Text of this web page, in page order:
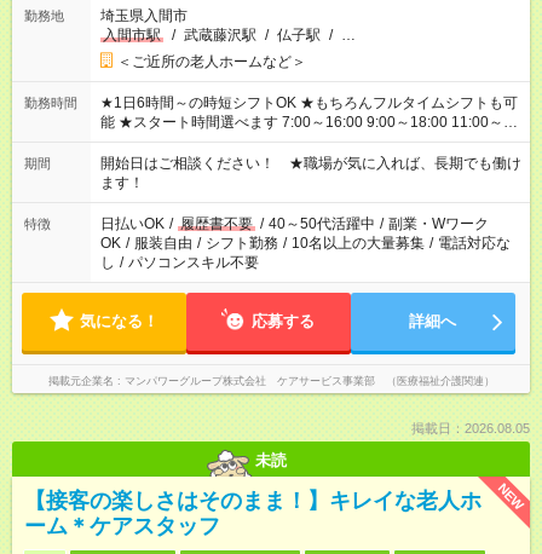
勤務地
埼玉県入間市
入間市駅
/ 武蔵藤沢駅 / 仏子駅 / …
＜ご近所の老人ホームなど＞
勤務時間
★1日6時間～の時短シフトOK ★もちろんフルタイムシフトも可
能 ★スタート時間選べます 7:00～16:00 9:00～18:00 11:00～
20:00 など 残業なし！ ※Wワークの場合、他のお仕事と合わせ
週40時間超の就業はご案内できません ※法令に基づき、週20時
間以上勤務は社会保険への加入対象となります ※労働者派遣法
（日雇い派遣の原則禁止）により、短時間・短期間の就業はご
案内が難しい場合があります
期間
開始日はご相談ください！ ★職場が気に入れば、長期でも働け
ます！
特徴 日払いOK / 履歴書不要 / 40～50代活躍中 / 副業・Wワーク
OK / 服装自由 / シフト勤務 / 10名以上の大量募集 / 電話対応な
し / パソコンスキル不要
気になる！ 応募する 詳細へ
掲載元企業名 マンパワーグループ株式会社 ケアサービス事業部 （医療福祉介護関連）
掲載日：2026.08.05
未読
NEW
【接客の楽しさはそのまま！】キレイな老人ホ
ーム＊ケアスタッフ